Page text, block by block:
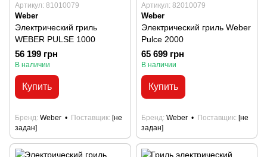
Артикул: 81010079
Weber
Электрический гриль
WEBER PULSE 1000
56 199 грн
В наличии
Купить
Бренд Weber Поставщик [не
задан]
Артикул: 82010079
Weber
Электрический гриль Weber
Pulce 2000
65 699 грн
В наличии
Купить
Бренд Weber Поставщик [не
задан]